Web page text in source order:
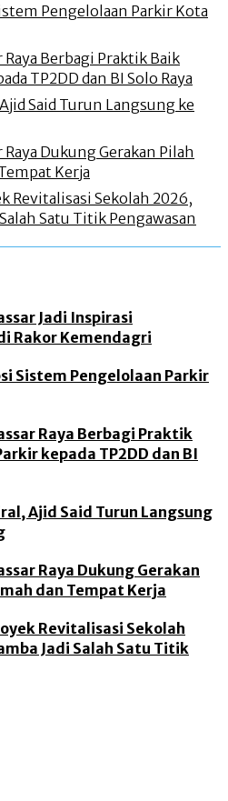
Pengelolaan Parkir Kota
Berbagi Praktik Baik
TP2DD dan BI Solo Raya
Said Turun Langsung ke
Dukung Gerakan Pilah
Kerja
Revitalisasi Sekolah 2026,
Satu Titik Pengawasan
Jadi Inspirasi
Rakor Kemendagri
Sistem Pengelolaan Parkir
Raya Berbagi Praktik
kepada TP2DD dan BI
Ajid Said Turun Langsung
Raya Dukung Gerakan
dan Tempat Kerja
Revitalisasi Sekolah
Jadi Salah Satu Titik